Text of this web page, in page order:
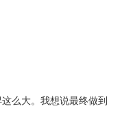
么大。我想说最终做到